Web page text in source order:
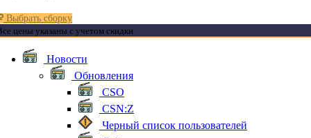
Выбрать сборку
цены указаны с учетом скидки
Новости
Обновления
CSO
CSN:Z
Черный список пользователей